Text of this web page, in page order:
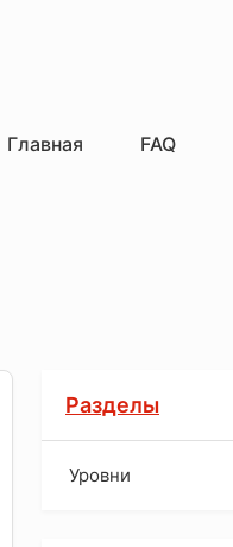
Главная FAQ
Разделы
Уровни